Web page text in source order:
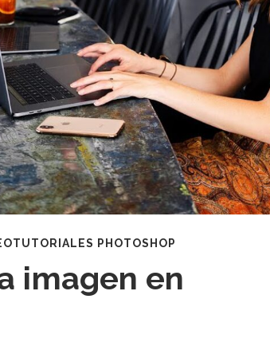
PHOTOSHOP
imagen en